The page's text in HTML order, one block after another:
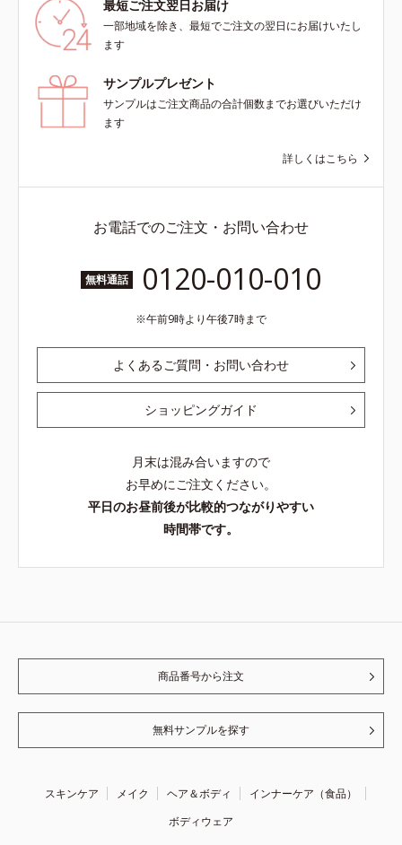
ンの第三のルートに着目し、日本放
射線影響学会第53回大会で2010年
おいによる*6 メラノサイトまで*7
L-アスコルビン酸 2-グルコシド*8
L-アスコルビン酸 2-グルコシド、パ
ウダルコ樹皮エキス、油溶性甘草エ
*3 うるおいにより透明感のある肌
酸 2-グルコシド*8 L-アスコルビン
酸 2-グルコシド、パウダルコ樹皮エ
など※ウォッシュには高圧処理ビタ
は配合されていません。
最短ご注文翌日お届け
一部地域を除き、最短でご注文の翌日にお届けいたし
ます
サンプルプレゼント
サンプルはご注文商品の合計個数までお選びいただけ
ます
詳しくはこちら
お電話でのご注文・お問い合わせ
無料通話 0120-010-010
午前9時より午後7時まで
よくあるご質問・お問い合わせ
ショッピングガイド
月末は混み合いますので
お早めにご注文ください。
平日のお昼前後が比較的つながりやすい
時間帯です。
商品番号から注文
無料サンプルを探す
スキンケア メイク ヘア＆ボディ
インナーケア（食品）
ボディウェア